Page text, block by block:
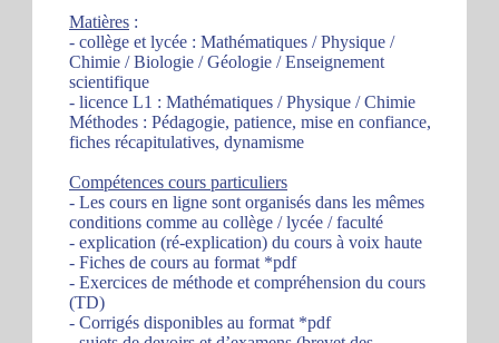
Matières :
- collège et lycée : Mathématiques / Physique /
Chimie / Biologie / Géologie / Enseignement
scientifique
- licence L1 : Mathématiques / Physique / Chimie
Méthodes : Pédagogie, patience, mise en confiance,
fiches récapitulatives, dynamisme
Compétences cours particuliers
- Les cours en ligne sont organisés dans les mêmes
conditions comme au collège / lycée / faculté
- explication (ré-explication) du cours à voix haute
- Fiches de cours au format *pdf
- Exercices de méthode et compréhension du cours
(TD)
- Corrigés disponibles au format *pdf